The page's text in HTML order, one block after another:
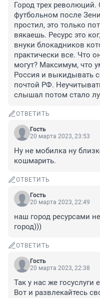
Город трех
футбольном после
простил, это только
вякаешь. Ресурс это
внуки блокадников
практически все. Что
могут? Максимум, что
Россия и выкидывать
почтой РФ.
слышал потом стало
ОТВЕТИТЬ
Гость
20 марта 2023, 23:53
Ну не мобилка ну
кошмарить.
ОТВЕТИТЬ
Гость
20 марта 2023, 22:49
наш город ресурсами
город)))
ОТВЕТИТЬ
Гость
20 марта 2023, 22:38
Так у нас же госуслуги
Вот и развлекайтесь